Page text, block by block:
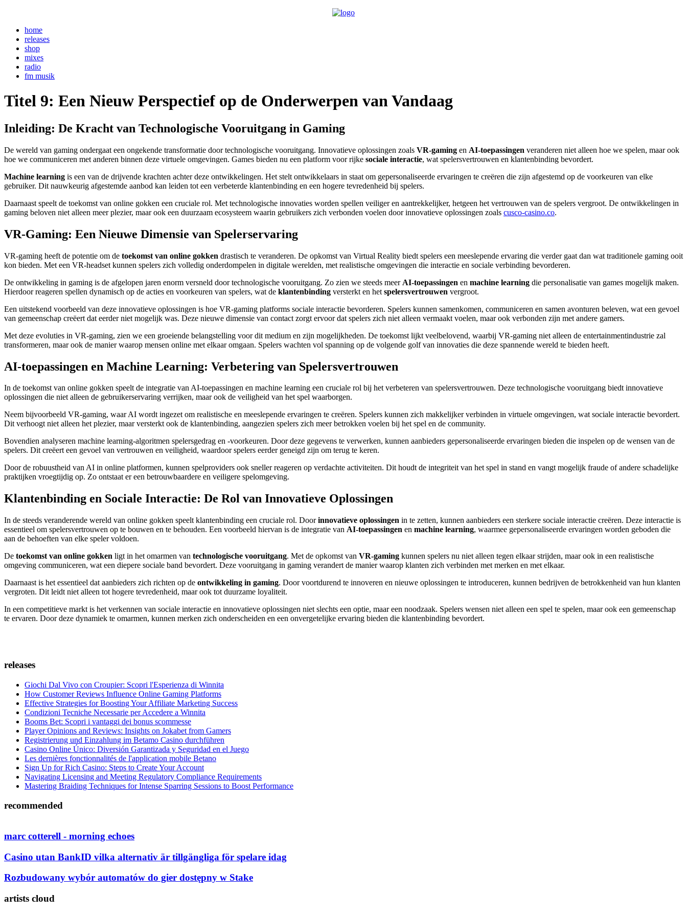
home
releases
shop
mixes
radio
fm musik
Titel 9: Een Nieuw Perspectief op de Onderwerpen van Vandaag
Inleiding: De Kracht van Technologische Vooruitgang in Gaming
De wereld van gaming ondergaat een ongekende transformatie door technologische vooruitgang. Innovatieve oplossingen zoals VR-gaming en AI-toepassingen veranderen niet alleen hoe we spelen, maar ook
hoe we communiceren met anderen binnen deze virtuele omgevingen. Games bieden nu een platform voor rijke sociale interactie, wat spelersvertrouwen en klantenbinding bevordert.
Machine learning is een van de drijvende krachten achter deze ontwikkelingen. Het stelt ontwikkelaars in staat om gepersonaliseerde ervaringen te creëren die zijn afgestemd op de voorkeuren van elke
gebruiker. Dit nauwkeurig afgestemde aanbod kan leiden tot een verbeterde klantenbinding en een hogere tevredenheid bij spelers.
Daarnaast speelt de toekomst van online gokken een cruciale rol. Met technologische innovaties worden spellen veiliger en aantrekkelijker, hetgeen het vertrouwen van de spelers vergroot. De ontwikkelingen in
gaming beloven niet alleen meer plezier, maar ook een duurzaam ecosysteem waarin gebruikers zich verbonden voelen door innovatieve oplossingen zoals cusco-casino.co.
VR-Gaming: Een Nieuwe Dimensie van Spelerservaring
VR-gaming heeft de potentie om de toekomst van online gokken drastisch te veranderen. De opkomst van Virtual Reality biedt spelers een meeslepende ervaring die verder gaat dan wat traditionele gaming ooit
kon bieden. Met een VR-headset kunnen spelers zich volledig onderdompelen in digitale werelden, met realistische omgevingen die interactie en sociale verbinding bevorderen.
De ontwikkeling in gaming is de afgelopen jaren enorm versneld door technologische vooruitgang. Zo zien we steeds meer AI-toepassingen en machine learning die personalisatie van games mogelijk maken.
Hierdoor reageren spellen dynamisch op de acties en voorkeuren van spelers, wat de klantenbinding versterkt en het spelersvertrouwen vergroot.
Een uitstekend voorbeeld van deze innovatieve oplossingen is hoe VR-gaming platforms sociale interactie bevorderen. Spelers kunnen samenkomen, communiceren en samen avonturen beleven, wat een gevoel
van gemeenschap creëert dat eerder niet mogelijk was. Deze nieuwe dimensie van contact zorgt ervoor dat spelers zich niet alleen vermaakt voelen, maar ook verbonden zijn met andere gamers.
Met deze evoluties in VR-gaming, zien we een groeiende belangstelling voor dit medium en zijn mogelijkheden. De toekomst lijkt veelbelovend, waarbij VR-gaming niet alleen de entertainmentindustrie zal
transformeren, maar ook de manier waarop mensen online met elkaar omgaan. Spelers wachten vol spanning op de volgende golf van innovaties die deze spannende wereld te bieden heeft.
AI-toepassingen en Machine Learning: Verbetering van Spelersvertrouwen
In de toekomst van online gokken speelt de integratie van AI-toepassingen en machine learning een cruciale rol bij het verbeteren van spelersvertrouwen. Deze technologische vooruitgang biedt innovatieve
oplossingen die niet alleen de gebruikerservaring verrijken, maar ook de veiligheid van het spel waarborgen.
Neem bijvoorbeeld VR-gaming, waar AI wordt ingezet om realistische en meeslepende ervaringen te creëren. Spelers kunnen zich makkelijker verbinden in virtuele omgevingen, wat sociale interactie bevordert.
Dit verhoogt niet alleen het plezier, maar versterkt ook de klantenbinding, aangezien spelers zich meer betrokken voelen bij het spel en de community.
Bovendien analyseren machine learning-algoritmen spelersgedrag en -voorkeuren. Door deze gegevens te verwerken, kunnen aanbieders gepersonaliseerde ervaringen bieden die inspelen op de wensen van de
spelers. Dit creëert een gevoel van vertrouwen en veiligheid, waardoor spelers eerder geneigd zijn om terug te keren.
Door de robuustheid van AI in online platformen, kunnen spelproviders ook sneller reageren op verdachte activiteiten. Dit houdt de integriteit van het spel in stand en vangt mogelijk fraude of andere schadelijke
praktijken vroegtijdig op. Zo ontstaat er een betrouwbaardere en veiligere spelomgeving.
Klantenbinding en Sociale Interactie: De Rol van Innovatieve Oplossingen
In de steeds veranderende wereld van online gokken speelt klantenbinding een cruciale rol. Doorinnovatieve oplossingen in te zetten, kunnen aanbieders een sterkere sociale interactie creëren. Deze interactie is
essentieel om spelersvertrouwen op te bouwen en te behouden. Een voorbeeld hiervan is de integratie van AI-toepassingen en machine learning, waarmee gepersonaliseerde ervaringen worden geboden die
aan de behoeften van elke speler voldoen.
De toekomst van online gokken ligt in het omarmen van technologische vooruitgang. Met de opkomst van VR-gaming kunnen spelers nu niet alleen tegen elkaar strijden, maar ook in een realistische
omgeving communiceren, wat een diepere sociale band bevordert. Deze vooruitgang in gaming verandert de manier waarop klanten zich verbinden met merken en met elkaar.
Daarnaast is het essentieel dat aanbieders zich richten op de ontwikkeling in gaming. Door voortdurend te innoveren en nieuwe oplossingen te introduceren, kunnen bedrijven de betrokkenheid van hun klanten
vergroten. Dit leidt niet alleen tot hogere tevredenheid, maar ook tot duurzame loyaliteit.
In een competitieve markt is het verkennen van sociale interactie en innovatieve oplossingen niet slechts een optie, maar een noodzaak. Spelers wensen niet alleen een spel te spelen, maar ook een gemeenschap
te ervaren. Door deze dynamiek te omarmen, kunnen merken zich onderscheiden en een onvergetelijke ervaring bieden die klantenbinding bevordert.
releases
Giochi Dal Vivo con Croupier: Scopri l'Esperienza di Winnita
How Customer Reviews Influence Online Gaming Platforms
Effective Strategies for Boosting Your Affiliate Marketing Success
Condizioni Tecniche Necessarie per Accedere a Winnita
Booms Bet: Scopri i vantaggi dei bonus scommesse
Player Opinions and Reviews: Insights on Jokabet from Gamers
Registrierung und Einzahlung im Betamo Casino durchführen
Casino Online Único: Diversión Garantizada y Seguridad en el Juego
Les dernières fonctionnalités de l'application mobile Betano
Sign Up for Rich Casino: Steps to Create Your Account
Navigating Licensing and Meeting Regulatory Compliance Requirements
Mastering Braiding Techniques for Intense Sparring Sessions to Boost Performance
recommended
marc cotterell - morning echoes
Casino utan BankID vilka alternativ är tillgängliga för spelare idag
Rozbudowany wybór automatów do gier dostępny w Stake
artists cloud